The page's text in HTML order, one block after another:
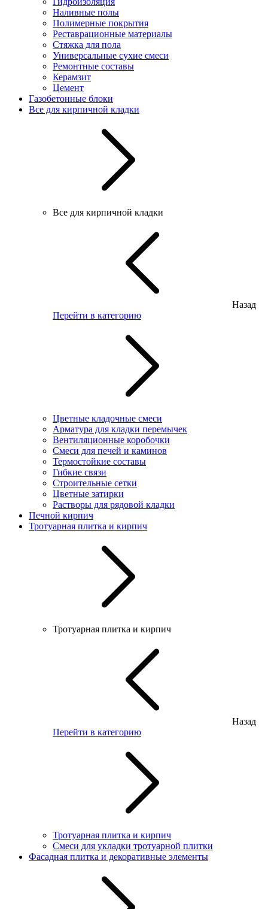
Наливные полы
Полимерные покрытия
Реставрационные материалы
Стяжка для пола
Универсальные сухие смеси
Ремонтные составы
Керамзит
Цемент
Газобетонные блоки
Все для кирпичной кладки
Все для кирпичной кладки
Назад
Перейти в категорию
Цветные кладочные смеси
Арматура для кладки перемычек
Вентиляционные коробочки
Смеси для печей и каминов
Термостойкие составы
Гибкие связи
Строительные сетки
Цветные затирки
Растворы для рядовой кладки
Печной кирпич
Тротуарная плитка и кирпич
Тротуарная плитка и кирпич
Назад
Перейти в категорию
Тротуарная плитка и кирпич
Смеси для укладки тротуарной плитки
Фасадная плитка и декоративные элементы